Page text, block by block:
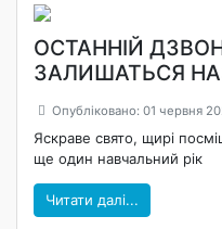
ОСТАННІЙ
ЗАЛИШАТЬСЯ
Опубліковано: 01 червня
Яскраве свято, щирі
ще один навчальний рік
Читати далі...